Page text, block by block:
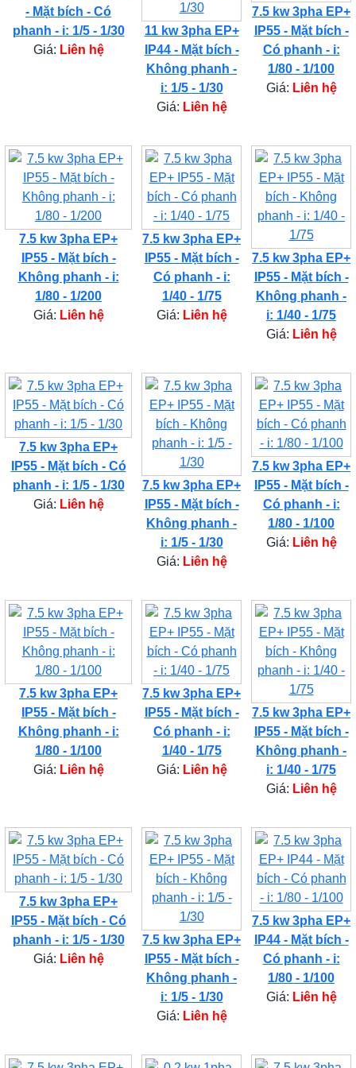
- Mặt bích - Có
phanh - i: 1/5 - 1/30
Giá: Liên hệ
11 kw 3pha EP+
IP44 - Mặt bích -
Không phanh -
i: 1/5 - 1/30
Giá: Liên hệ
7.5 kw 3pha EP+
IP55 - Mặt bích -
Có phanh - i:
1/80 - 1/100
Giá: Liên hệ
7.5 kw 3pha EP+
IP55 - Mặt bích -
Không phanh - i:
1/80 - 1/200
Giá: Liên hệ
7.5 kw 3pha EP+
IP55 - Mặt bích -
Có phanh - i:
1/40 - 1/75
Giá: Liên hệ
7.5 kw 3pha EP+
IP55 - Mặt bích -
Không phanh -
i: 1/40 - 1/75
Giá: Liên hệ
7.5 kw 3pha EP+
IP55 - Mặt bích - Có
phanh - i: 1/5 - 1/30
Giá: Liên hệ
7.5 kw 3pha EP+
IP55 - Mặt bích -
Không phanh -
i: 1/5 - 1/30
Giá: Liên hệ
7.5 kw 3pha EP+
IP55 - Mặt bích -
Có phanh - i:
1/80 - 1/100
Giá: Liên hệ
7.5 kw 3pha EP+
IP55 - Mặt bích -
Không phanh - i:
1/80 - 1/100
Giá: Liên hệ
7.5 kw 3pha EP+
IP55 - Mặt bích -
Có phanh - i:
1/40 - 1/75
Giá: Liên hệ
7.5 kw 3pha EP+
IP55 - Mặt bích -
Không phanh -
i: 1/40 - 1/75
Giá: Liên hệ
7.5 kw 3pha EP+
IP55 - Mặt bích - Có
phanh - i: 1/5 - 1/30
Giá: Liên hệ
7.5 kw 3pha EP+
IP55 - Mặt bích -
Không phanh -
i: 1/5 - 1/30
Giá: Liên hệ
7.5 kw 3pha EP+
IP44 - Mặt bích -
Có phanh - i:
1/80 - 1/100
Giá: Liên hệ